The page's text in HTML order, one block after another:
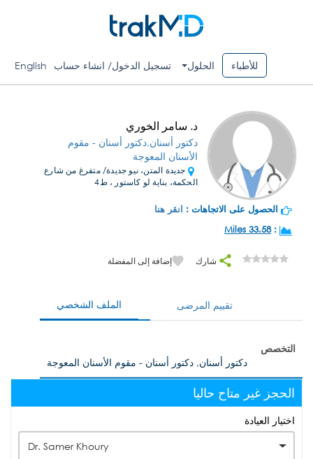
للأطباء الحلول تسجيل الدخول/ انشاء حساب English
د. سامر الخوري
دكتور أسنان,دكتور أسنان - مقوم
الأسنان المعوجة
جديدة المتن، نيو جديدة/ متفرغ من شارع
الحكمة، بناية لو كاستور ، ط4
الحصول على الاتجاهات : انقر هنا
:
33.58 Miles
شارك إضافة إلى المفضلة
الملف الشخصي تقييم المرضى
التخصص
دكتور أسنان, دكتور أسنان - مقوم الأسنان المعوجة
الحجز غير متاح حاليا
اختيار العيادة
Dr. Samer Khoury